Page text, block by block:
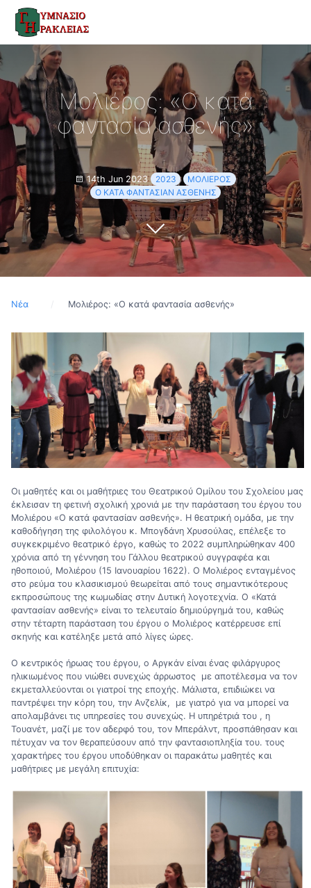
Μολιέρος: «Ο κατά
φαντασία ασθενής»
14th Jun 2023 2023
ΜΟΛΙΈΡΟΣ
Ο ΚΑΤΆ ΦΑΝΤΑΣΊΑΝ ΑΣΘΕΝΉΣ
Νέα Μολιέρος: «Ο κατά φαντασία ασθενής»
Οι μαθητές και οι μαθήτριες του Θεατρικού Ομίλου του Σχολείου μας
έκλεισαν τη φετινή σχολική χρονιά με την παράσταση του έργου του
Μολιέρου «Ο κατά φαντασίαν ασθενής». Η θεατρική ομάδα, με την
καθοδήγηση της φιλολόγου κ. Μπογδάνη Χρυσούλας, επέλεξε το
συγκεκριμένο θεατρικό έργο, καθώς το 2022 συμπληρώθηκαν 400
χρόνια από τη γέννηση του Γάλλου θεατρικού συγγραφέα και
ηθοποιού, Μολιέρου (15 Ιανουαρίου 1622). Ο Μολιέρος ενταγμένος
στο ρεύμα του κλασικισμού θεωρείται από τους σημαντικότερους
εκπροσώπους της κωμωδίας στην Δυτική λογοτεχνία. Ο «Κατά
φαντασίαν ασθενής» είναι το τελευταίο δημιούργημά του, καθώς
στην τέταρτη παράσταση του έργου ο Μολιέρος κατέρρευσε επί
σκηνής και κατέληξε μετά από λίγες ώρες.
Ο κεντρικός ήρωας του έργου, ο Αργκάν είναι ένας φιλάργυρος
ηλικιωμένος που νιώθει συνεχώς άρρωστος με αποτέλεσμα να τον
εκμεταλλεύονται οι γιατροί της εποχής. Μάλιστα, επιδιώκει να
παντρέψει την κόρη του, την Ανζελίκ, με γιατρό για να μπορεί να
απολαμβάνει τις υπηρεσίες του συνεχώς. Η υπηρέτριά του , η
Τουανέτ, μαζί με τον αδερφό του, τον Μπεράλντ, προσπάθησαν και
πέτυχαν να τον θεραπεύσουν από την φαντασιοπληξία του. τους
χαρακτήρες του έργου υποδύθηκαν οι παρακάτω μαθητές και
μαθήτριες με μεγάλη επιτυχία: